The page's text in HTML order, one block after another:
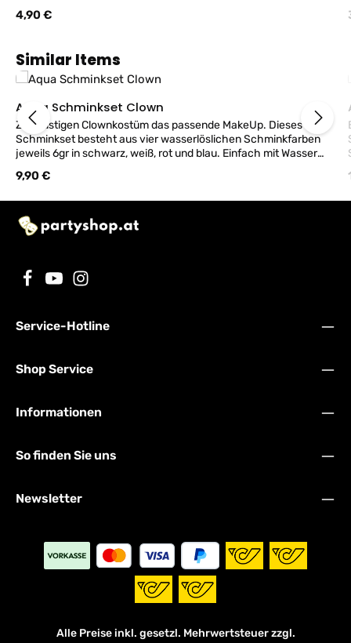
Regulärer Preis:
4,90 €
Produktgalerie überspringen
Similar Items
Aqua Schminkset Clown
Zum lustigen Clownkostüm das passende MakeUp. Dieses
Schminkset besteht aus vier wasserlöslichen Schminkfarben
jeweils 6gr in schwarz, weiß, rot und blau. Einfach mit Wasser
empfehlen wir Schminkschwämmchen. Reicht für ca. 15-20
werden nur in ORIGINAL VERSIEGELTER FOLIENVERPACKUNG
bzw. mit UNBESCHÄDIGTER SIEGELETIKETTE zurückgenommen
Regulärer Preis:
9,90 €
Service-Hotline
Shop Service
Informationen
So finden Sie uns
Newsletter
Alle Preise inkl. gesetzl. Mehrwertsteuer zzgl.